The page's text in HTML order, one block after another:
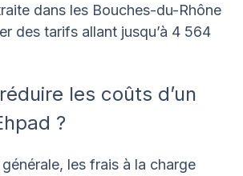
dans les Bouches-du-Rhône
des tarifs allant jusqu’à 4 564
les coûts d’un
?
générale, les frais à la charge